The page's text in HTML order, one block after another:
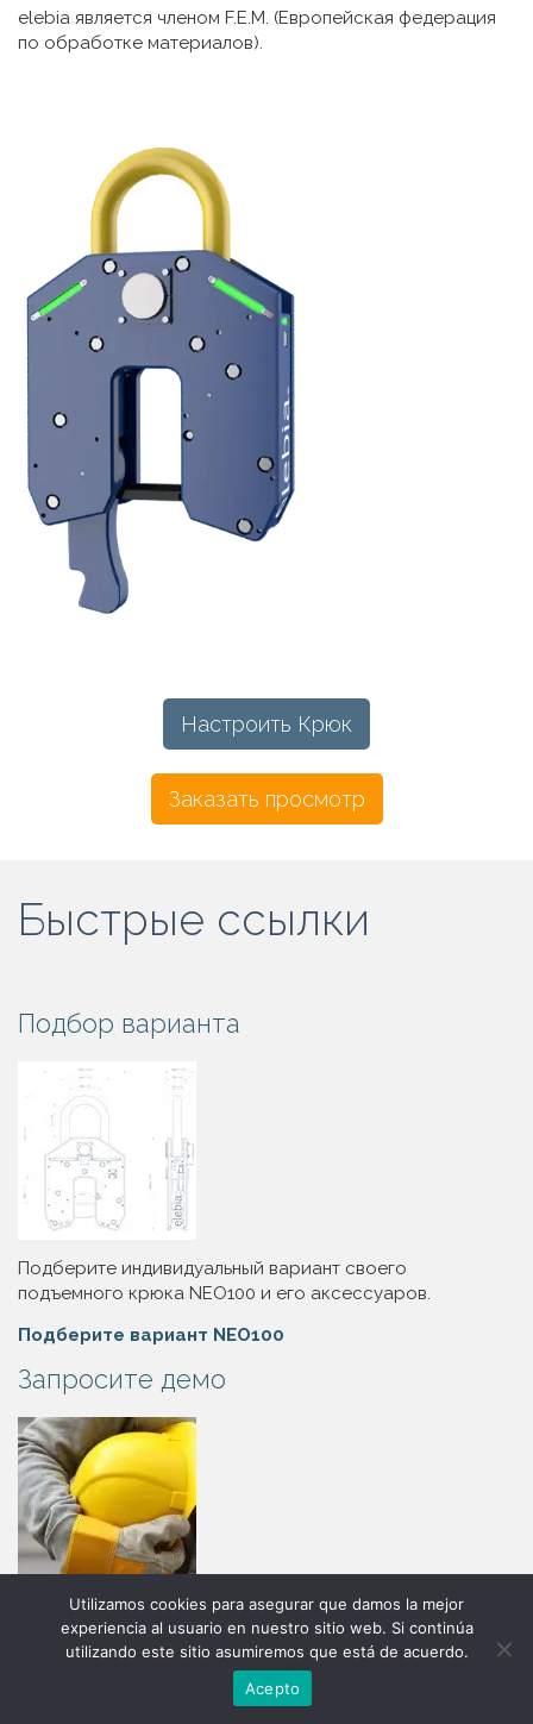
elebia является членом F.E.M. (Европейская федерация
по обработке материалов).
Настроить Крюк
Заказать просмотр
Быстрые ссылки
Подбор варианта
Подберите индивидуальный вариант своего
подъемного крюка NEO100 и его аксессуаров.
Подберите вариант NEO100
Запросите демо
Вам необходимо или хотите лично увидеть, какую
пользу может принести вашей компании использование
подъемного крюка NEO100?
Свяжитесь
Utilizamos cookies para asegurar que damos la mejor
experiencia al usuario en nuestro sitio web. Si continúa
utilizando este sitio asumiremos que está de acuerdo.
Acepto